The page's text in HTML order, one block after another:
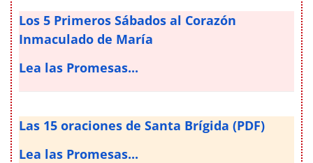
Los 5 Primeros Sábados al Corazón
Inmaculado de María
Lea las Promesas...
Las 15 oraciones de Santa Brígida (PDF)
Lea las Promesas...